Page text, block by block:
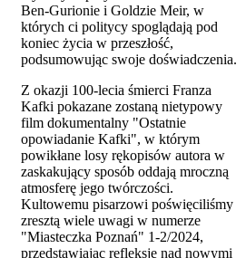
Ben-Gurionie i Goldzie Meir, w
których ci politycy spoglądają pod
koniec życia w przeszłość,
podsumowując swoje doświadczenia.
Z okazji 100-lecia śmierci Franza
Kafki pokazane zostaną nietypowy
film dokumentalny "Ostatnie
opowiadanie Kafki", w którym
powikłane losy rękopisów autora w
zaskakujący sposób oddają mroczną
atmosferę jego twórczości.
Kultowemu pisarzowi poświęciliśmy
zresztą wiele uwagi w numerze
"Miasteczka Poznań" 1-2/2024,
przedstawiając refleksje nad nowymi